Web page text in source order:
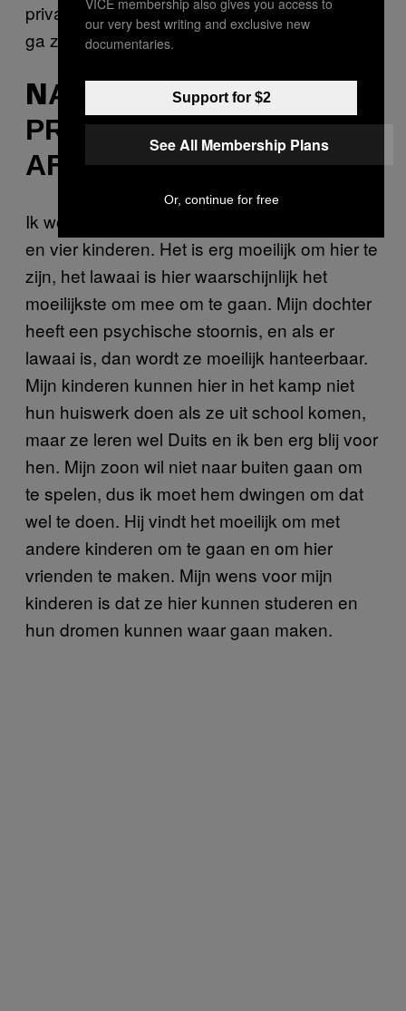
privacy hebben. Ik weet niet hoe ik daarvoor
ga zorgen.
N ADIA (37) UIT DE
PROVINCIE LOWGAR IN
AFGHANISTAN
Ik woon hier nu vier maanden met mijn man
en vier kinderen. Het is erg moeilijk om hier te
zijn, het lawaai is hier waarschijnlijk het
moeilijkste om mee om te gaan. Mijn dochter
heeft een psychische stoornis, en als er
lawaai is, dan wordt ze moeilijk hanteerbaar.
Mijn kinderen kunnen hier in het kamp niet
hun huiswerk doen als ze uit school komen,
maar ze leren wel Duits en ik ben erg blij voor
hen. Mijn zoon wil niet naar buiten gaan om
te spelen, dus ik moet hem dwingen om dat
wel te doen. Hij vindt het moeilijk om met
andere kinderen om te gaan en om hier
vrienden te maken. Mijn wens voor mijn
kinderen is dat ze hier kunnen studeren en
hun dromen kunnen waar gaan maken.
our very best writing and exclusive new
documentaries.
Support for $2
See All Membership Plans
Or, continue for free